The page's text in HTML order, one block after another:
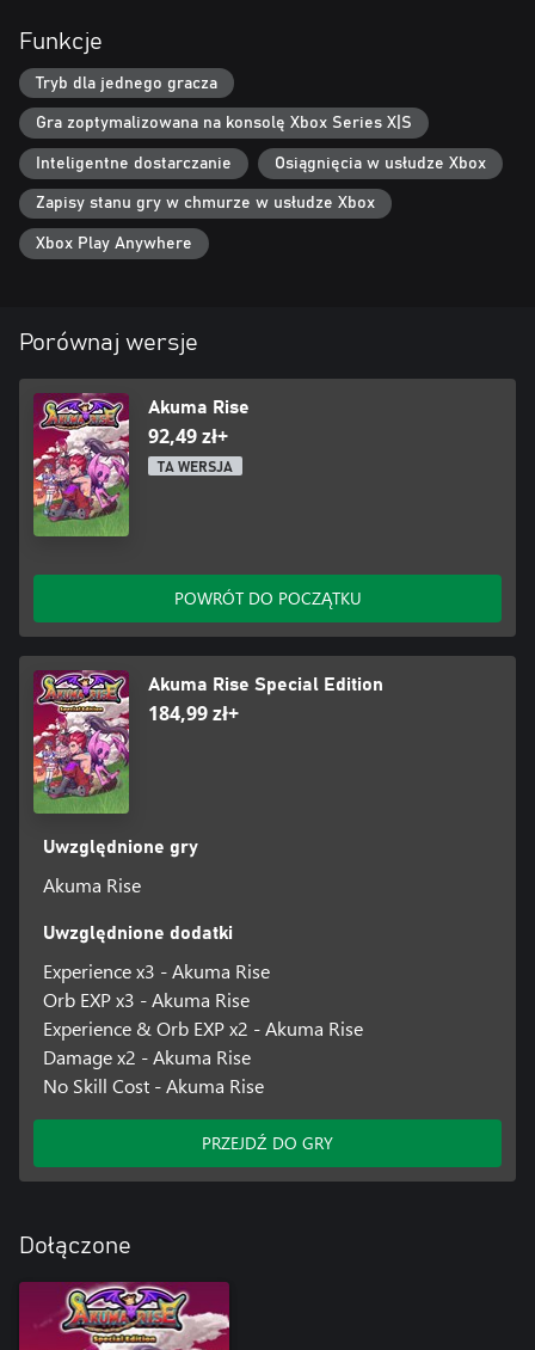
Funkcje
Tryb dla jednego gracza
Gra zoptymalizowana na konsolę Xbox Series X|S
Inteligentne dostarczanie Osiągnięcia w usłudze Xbox
Zapisy stanu gry w chmurze w usłudze Xbox
Xbox Play Anywhere
Porównaj wersje
Akuma Rise
92,49 zł+
TA WERSJA
POWRÓT DO POCZĄTKU
Akuma Rise Special Edition
184,99 zł+
Uwzględnione gry
Akuma Rise
Uwzględnione dodatki
Experience x3 - Akuma Rise
Orb EXP x3 - Akuma Rise
Experience & Orb EXP x2 - Akuma Rise
Damage x2 - Akuma Rise
No Skill Cost - Akuma Rise
PRZEJDŹ DO GRY
Dołączone